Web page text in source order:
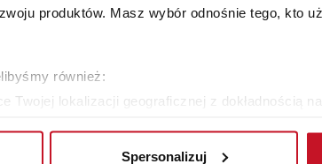
produktów. Masz wybór odnośnie tego, kto
również:
Twojej lokalizacji geograficznej z dokładnością
Spersonalizuj